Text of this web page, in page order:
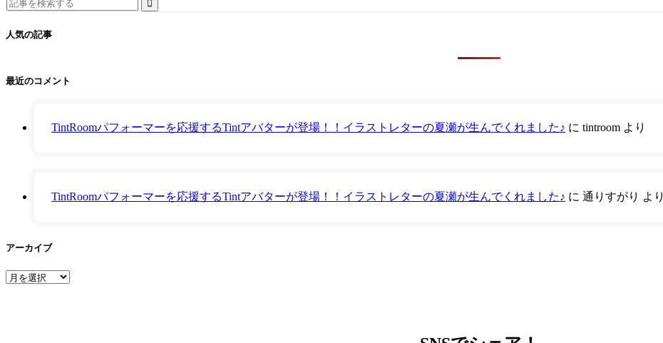
for:
人気の記事
最近のコメント
TintRoomパフォーマーを応援するTintアバターが登場！！イラストレターの夏瀬が生んでくれました♪ に tintroom より
TintRoomパフォーマーを応援するTintアバターが登場！！イラストレターの夏瀬が生んでくれました♪ に 通りすがり より
アーカイブ
ア